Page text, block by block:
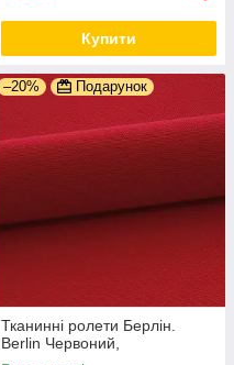
Купити
–20% Подарунок
Тканинні ролети Берлін.
Berlin Червоний,